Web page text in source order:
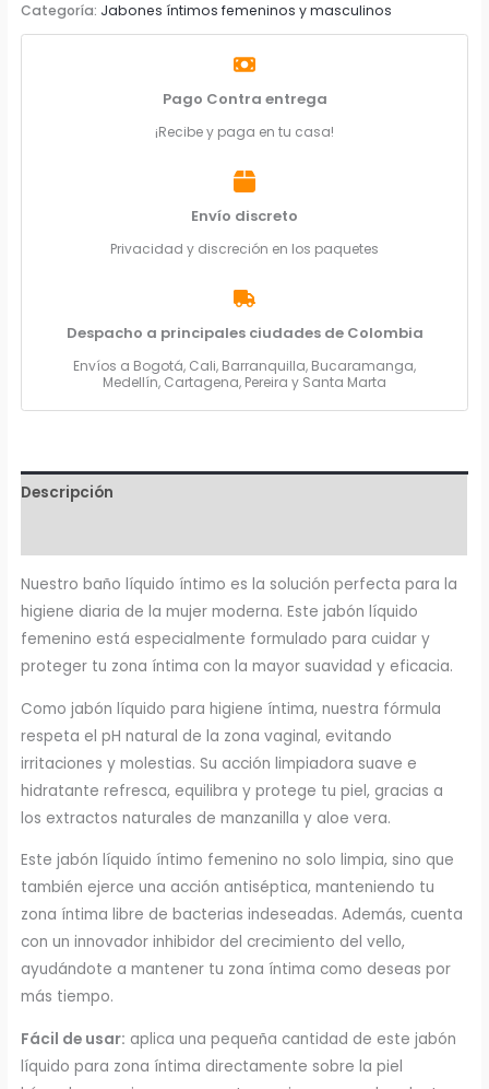
femenina
Categoría: Jabones íntimos femeninos y masculinos
Pago Contra entrega
¡Recibe y paga en tu casa!
Envío discreto
Privacidad y discreción en los paquetes
Despacho a principales ciudades de Colombia
Envíos a Bogotá, Cali, Barranquilla, Bucaramanga,
Medellín, Cartagena, Pereira y Santa Marta
Descripción
Nuestro baño líquido íntimo es la solución perfecta para la
higiene diaria de la mujer moderna. Este jabón líquido
femenino está especialmente formulado para cuidar y
proteger tu zona íntima con la mayor suavidad y eficacia.
Como jabón líquido para higiene íntima, nuestra fórmula
respeta el pH natural de la zona vaginal, evitando
irritaciones y molestias. Su acción limpiadora suave e
hidratante refresca, equilibra y protege tu piel, gracias a
los extractos naturales de manzanilla y aloe vera.
Este jabón líquido íntimo femenino no solo limpia, sino que
también ejerce una acción antiséptica, manteniendo tu
zona íntima libre de bacterias indeseadas. Además, cuenta
con un innovador inhibidor del crecimiento del vello,
ayudándote a mantener tu zona íntima como deseas por
más tiempo.
Fácil de usar: aplica una pequeña cantidad de este jabón
líquido para zona íntima directamente sobre la piel